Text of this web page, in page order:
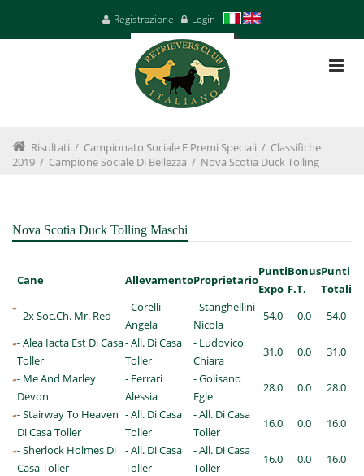
Registrazione Login
Risultati / Campionato Sociale E Premi Speciali / Classifiche
2019 / Campione Sociale Di Bellezza / Nova Scotia Duck Tolling
Nova Scotia Duck Tolling Maschi
Cane AllevamentoProprietario
Punti
Expo
Bonus
F.T.
Punti
Totali
- 2x Soc.Ch. Mr. Red
- Corelli
Angela
- Stanghellini
Nicola
54.0 0.0
54.0
- Alea Iacta Est Di Casa
Toller
- All. Di Casa
Toller
- Ludovico
Chiara
31.0 0.0
31.0
- Me And Marley
Devon
- Ferrari
Alessia
- Golisano
Egle
28.0 0.0
28.0
- Stairway To Heaven
Di Casa Toller
- All. Di Casa
Toller
- All. Di Casa
Toller
16.0 0.0
16.0
- Sherlock Holmes Di
Casa Toller
- All. Di Casa
Toller
- All. Di Casa
Toller
16.0 0.0 16.0